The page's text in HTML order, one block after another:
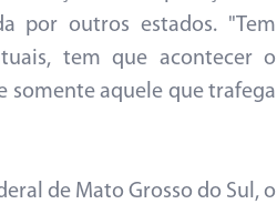
por outros estados. "Tem
tem que acontecer o
somente aquele que trafega
de Mato Grosso do Sul, o